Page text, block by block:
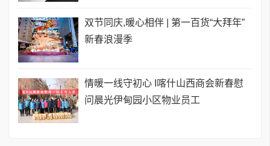
双节同庆,暖心相伴 | 第一百货“大拜年”
新春浪漫季
情暖一线守初心 I喀什山西商会新春慰
问晨光伊甸园小区物业员工